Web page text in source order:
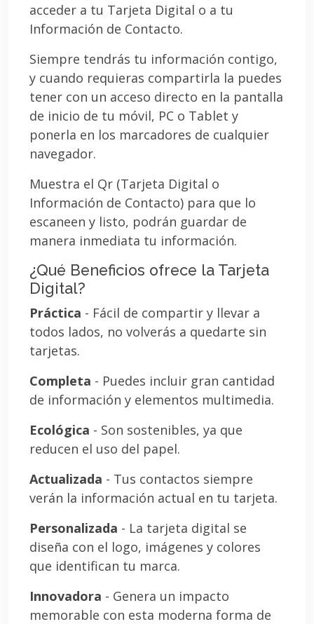
acceder a tu Tarjeta Digital o a tu
Información de Contacto.
Siempre tendrás tu información contigo,
y cuando requieras compartirla la puedes
tener con un acceso directo en la pantalla
de inicio de tu móvil, PC o Tablet y
ponerla en los marcadores de cualquier
navegador.
Muestra el Qr (Tarjeta Digital o
Información de Contacto) para que lo
escaneen y listo, podrán guardar de
manera inmediata tu información.
¿Qué Beneficios ofrece la Tarjeta
Digital?
Práctica - Fácil de compartir y llevar a
todos lados, no volverás a quedarte sin
tarjetas.
Completa - Puedes incluir gran cantidad
de información y elementos multimedia.
Ecológica - Son sostenibles, ya que
reducen el uso del papel.
Actualizada - Tus contactos siempre
verán la información actual en tu tarjeta.
Personalizada - La tarjeta digital se
diseña con el logo, imágenes y colores
que identifican tu marca.
Innovadora - Genera un impacto
memorable con esta moderna forma de